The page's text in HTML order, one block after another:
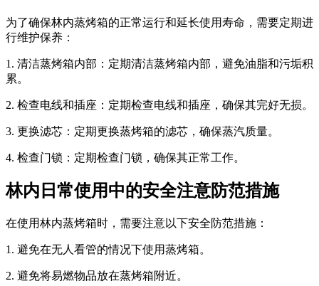
为了确保林内蒸烤箱的正常运行和延长使用寿命，需要定期进
行维护保养：
1. 清洁蒸烤箱内部：定期清洁蒸烤箱内部，避免油脂和污垢积
累。
2. 检查电线和插座：定期检查电线和插座，确保其完好无损。
3. 更换滤芯：定期更换蒸烤箱的滤芯，确保蒸汽质量。
4. 检查门锁：定期检查门锁，确保其正常工作。
林内日常使用中的安全注意防范措施
在使用林内蒸烤箱时，需要注意以下安全防范措施：
1. 避免在无人看管的情况下使用蒸烤箱。
2. 避免将易燃物品放在蒸烤箱附近。